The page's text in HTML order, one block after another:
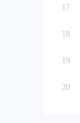
17
18
19
20